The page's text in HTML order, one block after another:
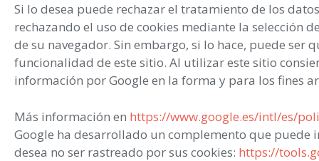
Si lo desea puede rechazar el tratamiento de los
rechazando el uso de cookies mediante la selección
de su navegador. Sin embargo, si lo hace, puede ser
funcionalidad de este sitio. Al utilizar este sitio
información por Google en la forma y para los fines
Más información en https://www.google.es/intl/es/
Google ha desarrollado un complemento que puede
desea no ser rastreado por sus cookies: https://